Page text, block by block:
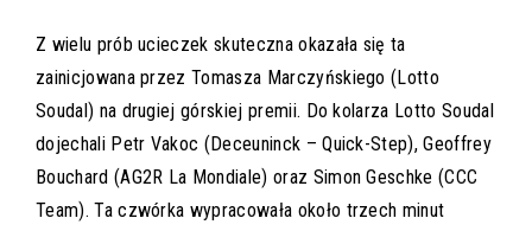
Z wielu prób ucieczek skuteczna okazała się ta
zainicjowana przez Tomasza Marczyńskiego (Lotto
Soudal) na drugiej górskiej premii. Do kolarza Lotto Soudal
dojechali Petr Vakoc (Deceuninck – Quick-Step), Geoffrey
Bouchard (AG2R La Mondiale) oraz Simon Geschke (CCC
Team). Ta czwórka wypracowała około trzech minut